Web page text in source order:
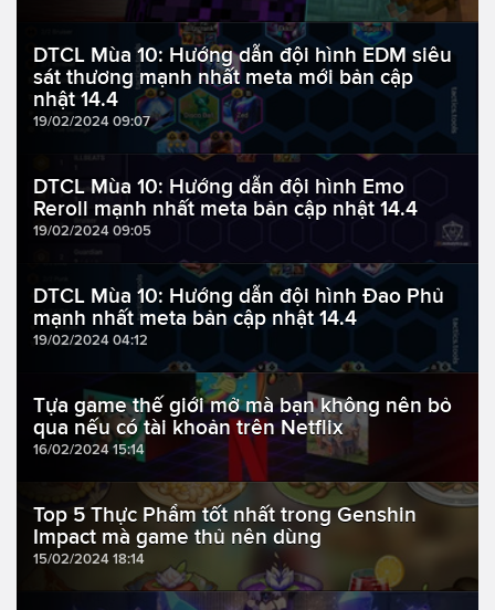
DTCL Mùa 10: Hướng dẫn đội hình EDM siêu
sát thương mạnh nhất meta mới bản cập
nhật 14.4
19/02/2024 09:07
DTCL Mùa 10: Hướng dẫn đội hình Emo
Reroll mạnh nhất meta bản cập nhật 14.4
19/02/2024 09:05
DTCL Mùa 10: Hướng dẫn đội hình Đao Phủ
mạnh nhất meta bản cập nhật 14.4
19/02/2024 04:12
Tựa game thế giới mở mà bạn không nên bỏ
qua nếu có tài khoản trên Netflix
16/02/2024 15:14
Top 5 Thực Phẩm tốt nhất trong Genshin
Impact mà game thủ nên dùng
15/02/2024 18:14